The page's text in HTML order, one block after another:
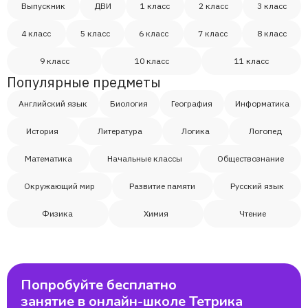
Ярослава
Матвей
Алина
Звягина Елена
Ульяна
Выпускник ДВИ 1 класс 2 класс 3 класс
4 класс 5 класс 6 класс 7 класс 8 класс
9 класс 10 класс 11 класс
Популярные предметы
Английский язык Биология География Информатика
История Литература Логика Логопед
Математика Начальные классы Обществознание
Окружающий мир Развитие памяти Русский язык
Физика Химия Чтение
Попробуйте бесплатно
занятие в онлайн-школе Тетрика